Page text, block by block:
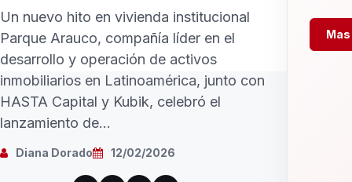
Un nuevo hito en vivienda institucional
Parque Arauco, compañía líder en el
desarrollo y operación de activos
inmobiliarios en Latinoamérica, junto con
HASTA Capital y Kubik, celebró el
lanzamiento de...
Diana Dorado 12/02/2026